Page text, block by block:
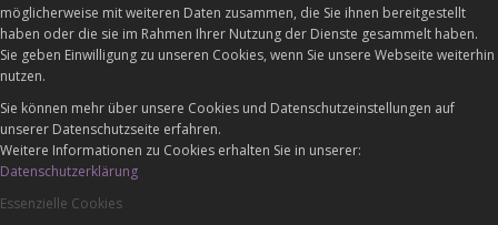
möglicherweise mit weiteren Daten zusammen, die Sie ihnen bereitgestellt
haben oder die sie im Rahmen Ihrer Nutzung der Dienste gesammelt haben.
Sie geben Einwilligung zu unseren Cookies, wenn Sie unsere Webseite weiterhin
nutzen.
Sie können mehr über unsere Cookies und Datenschutzeinstellungen auf
unserer Datenschutzseite erfahren.
Weitere Informationen zu Cookies erhalten Sie in unserer:
Datenschutzerklärung
Essenzielle Cookies